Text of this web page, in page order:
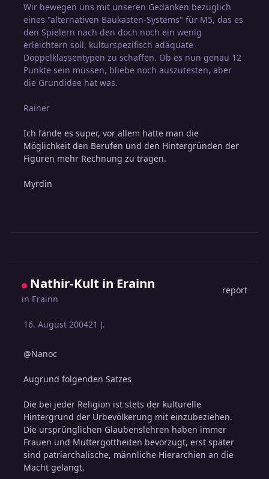
Wir bewegen uns mit unseren Gedanken bezüglich
eines "alternativen Baukasten-Systems" für M5, das es
den Spielern nach den doch noch ein wenig
erleichtern soll, kulturspezifisch adäquate
Doppelklassentypen zu schaffen. Ob es nun genau 12
Punkte sein müssen, bliebe noch auszutesten, aber
die Grundidee hat was.
Rainer
Ich fände es super, vor allem hätte man die
Möglichkeit den Berufen und den Hintergründen der
Figuren mehr Rechnung zu tragen.
Myrdin
Nathir-Kult in Erainn
in Erainn
report
16. August 200421 J.
@Nanoc
Augrund folgenden Satzes
Die bei jeder Religion ist stets der kulturelle
Hintergrund der Urbevölkerung mit einzubeziehen.
Die ursprünglichen Glaubenslehren haben immer
Frauen und Muttergottheiten bevorzugt, erst später
sind patriarchalische, männliche Hierarchien an die
Macht gelangt.